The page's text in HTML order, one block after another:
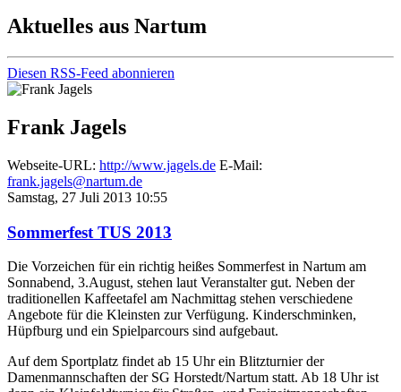
Aktuelles aus Nartum
Diesen RSS-Feed abonnieren
Frank Jagels
Webseite-URL: http://www.jagels.de E-Mail:
frank.jagels@nartum.de
Samstag, 27 Juli 2013 10:55
Sommerfest TUS 2013
Die Vorzeichen für ein richtig heißes Sommerfest in Nartum am
Sonnabend, 3.August, stehen laut Veranstalter gut. Neben der
traditionellen Kaffeetafel am Nachmittag stehen verschiedene
Angebote für die Kleinsten zur Verfügung. Kinderschminken,
Hüpfburg und ein Spielparcours sind aufgebaut.
Auf dem Sportplatz findet ab 15 Uhr ein Blitzturnier der
Damenmannschaften der SG Horstedt/Nartum statt. Ab 18 Uhr ist